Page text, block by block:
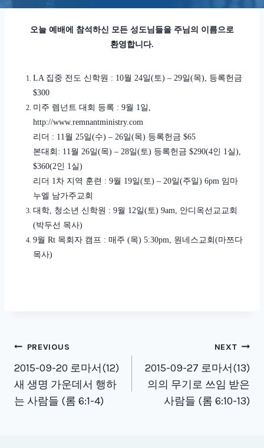
오늘 예배에 참석하신 모든 성도님들을 주님의 이름으로
환영합니다.
LA 집중 전도 신학원 : 10월 24일(토) – 29일(목), 등록헌금
$300
미주 렘넌트 대회 등록 : 9월 1일 ,
http://www.remnantministry.com
리더 : 11월 25일(수) – 26일(목) 등록헌금 $65
본대회 : 11월 26일(목) – 28일(토) 등록헌금 $290(4인 1실),
$360(2인 1실)
리더 1차 지역 훈련 : 9월 19일(토) – 20일(주일) 6pm 임마
누엘 남가주교회
대학, 청소년 신학원 : 9월 12일(토) 9am, 안디옥선교교회
(박두선 목사)
9월 Rt 목회자 캠프 : 매주 (목) 5:30pm, 원네스교회 (마쯔다
목사)
Post
navigation
PREVIOUS
2015-09-20 로마서(12)
새 생명 가운데서 행하
는 사람들 (롬 6:1-4)
NEXT
2015-09-27 로마서(13)
의의 무기로 쓰임 받은
사람들 (롬 6:10-13)